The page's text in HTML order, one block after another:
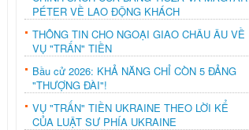
PÉTER VỀ LAO ĐỘNG KHÁCH
THÔNG TIN CHO NGOẠI GIAO CHÂU ÂU VỀ
VỤ "TRẤN" TIỀN
Bầu cử 2026: KHẢ NĂNG CHỈ CÒN 5 ĐẢNG
"THƯỢNG ĐÀI"!
VỤ "TRẤN" TIỀN UKRAINE THEO LỜI KỂ
CỦA LUẬT SƯ PHÍA UKRAINE